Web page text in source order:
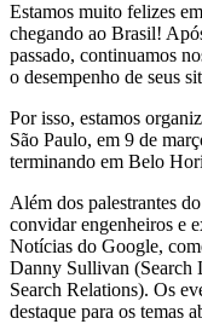
Estamos muito felizes
chegando ao Brasil!
passado, continuamos
o desempenho de seus
Por isso, estamos
São Paulo, em 9 de
terminando em Belo
Além dos palestrantes
convidar engenheiros e
Notícias do Google,
Danny Sullivan (Search
Search Relations). Os
destaque para os temas